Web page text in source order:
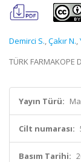
Demirci S.,Çakır N.,
TÜRK
Yayın Türü:
Cilt numarası:
Basım Tarihi: